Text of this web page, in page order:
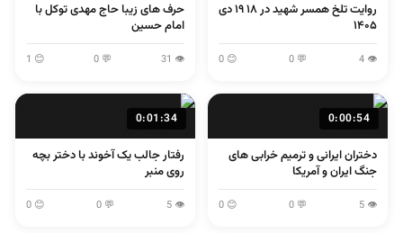
روایت تلخ همسر شهید در ۱۸ ۱۹ دی
۱۴۰۵
👁 4
💬 0
😊 0
حرف های زیبا حاج مهدی توکل با
امام حسین
👁 31
💬 0
😊 1
0:00:54
دختران ایرانی و ترمیم خرابی های
جنگ ایران و آمریکا
👁 5
💬 0
😊 0
0:01:34
رفتار جالب یک آخوند با دختر بچه
روی منبر
👁 5
💬 0
😊 0